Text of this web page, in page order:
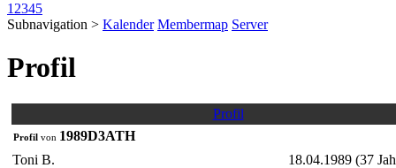
1 2345
Subnavigation > Kalender Membermap Server
Profil
Profil
Profil von 1989D3ATH
Toni B.
18.04.1989 (37